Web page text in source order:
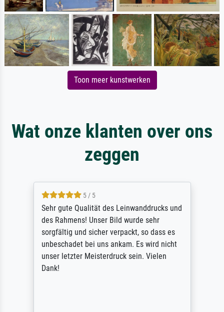
Toon meer kunstwerken
Wat onze klanten over ons
zeggen
5 / 5
Sehr gute Qualität des Leinwanddrucks und
des Rahmens! Unser Bild wurde sehr
sorgfältig und sicher verpackt, so dass es
unbeschadet bei uns ankam. Es wird nicht
unser letzter Meisterdruck sein. Vielen
Dank!